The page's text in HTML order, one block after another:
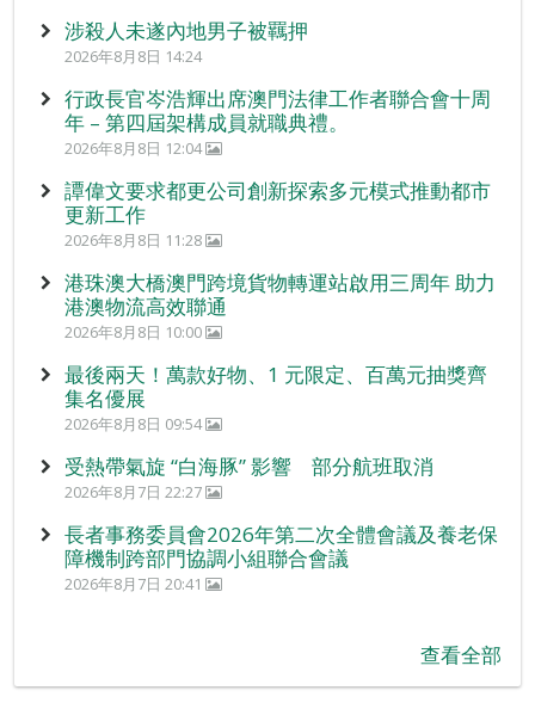
涉殺人未遂內地男子被羈押
2026年8月8日 14:24
行政長官岑浩輝出席澳門法律工作者聯合會十周
年 – 第四屆架構成員就職典禮。
2026年8月8日 12:04
譚偉文要求都更公司創新探索多元模式推動都市
更新工作
2026年8月8日 11:28
港珠澳大橋澳門跨境貨物轉運站啟用三周年 助力
港澳物流高效聯通
2026年8月8日 10:00
最後兩天！萬款好物、1 元限定、百萬元抽獎齊
集名優展
2026年8月8日 09:54
受熱帶氣旋 “白海豚” 影響 部分航班取消
2026年8月7日 22:27
長者事務委員會2026年第二次全體會議及養老保
障機制跨部門協調小組聯合會議
2026年8月7日 20:41
查看全部